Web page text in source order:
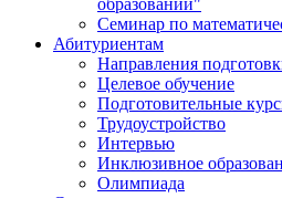
Семинар по
Абитуриентам
Направления
Целевое обучение
Подготовительные
Трудоустройство
Интервью
Инклюзивное
Олимпиада